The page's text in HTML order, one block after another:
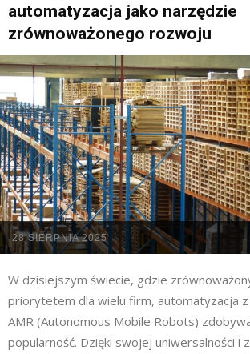
automatyzacja jako narzędzie
zrównoważonego rozwoju
28 SIERPNIA 2025
W dzisiejszym świecie, gdzie
priorytetem dla wielu firm, automatyzacja
AMR (Autonomous Mobile Robots)
popularność. Dzięki swojej uniwersalności i